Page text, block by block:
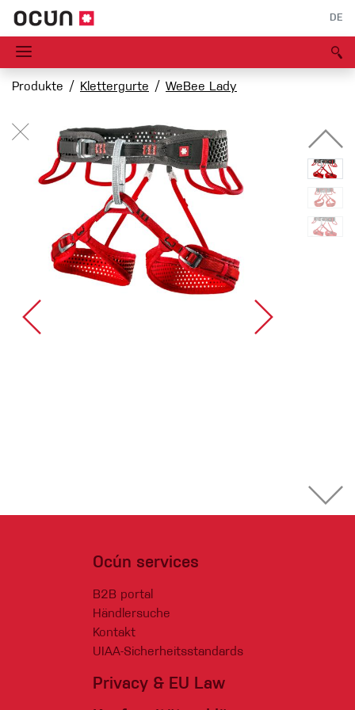
DE
Produkte Klettergurte WeBee Lady
Ocún services
B2B portal
Händlersuche
Kontakt
UIAA-Sicherheitsstandards
Privacy & EU Law